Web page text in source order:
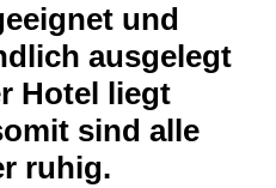
und
ausgelegt
Hotel liegt
sind alle
ruhig.